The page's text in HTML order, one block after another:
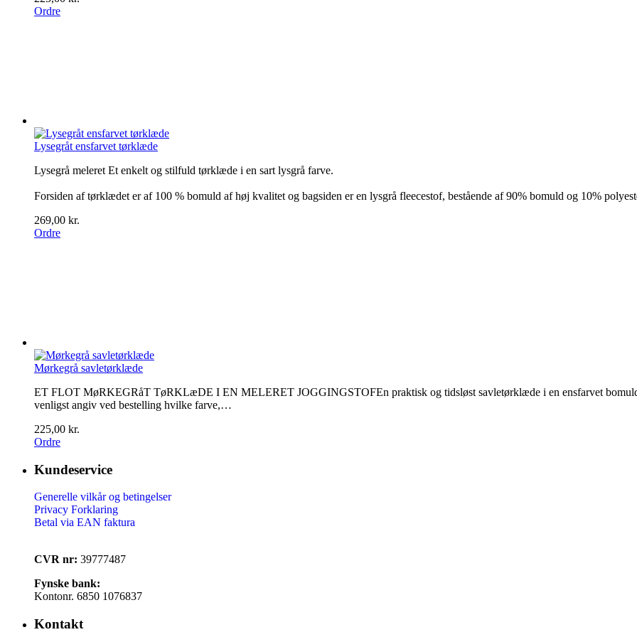
Ordre
Lysegråt ensfarvet tørklæde
Lysegrå meleret Et enkelt og stilfuld tørklæde i en sart lysgrå farve.
Forsiden af tørklædet er af 100 % bomuld af høj kvalitet og bagsiden er en lysgrå fleecestof, bestående af 90% bomuld og 10%
269,00 kr.
Ordre
Mørkegrå savletørklæde
ET FLOT MøRKEGRåT TøRKLæDE I EN MELERET JOGGINGSTOFEn praktisk og tidsløst savletørklæde i en ensfarvet
venligst angiv ved bestelling hvilke farve,…
225,00 kr.
Ordre
Kundeservice
Generelle vilkår og betingelser
Privacy Forklaring
Betal via EAN faktura
CVR nr: 39777487
Fynske bank:
Kontonr. 6850 1076837
Kontakt